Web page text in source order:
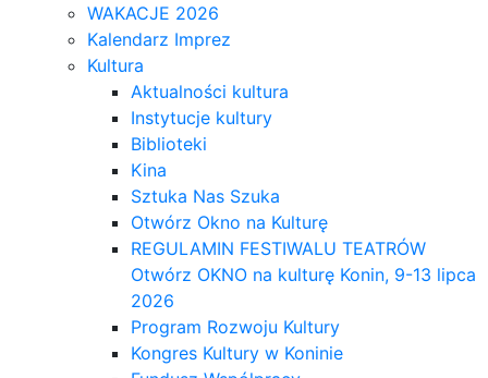
WAKACJE 2026
Kalendarz Imprez
Kultura
Aktualności kultura
Instytucje kultury
Biblioteki
Kina
Sztuka Nas Szuka
Otwórz Okno na Kulturę
REGULAMIN FESTIWALU TEATRÓW
Otwórz OKNO na kulturę Konin, 9-13 lipca
2026
Program Rozwoju Kultury
Kongres Kultury w Koninie